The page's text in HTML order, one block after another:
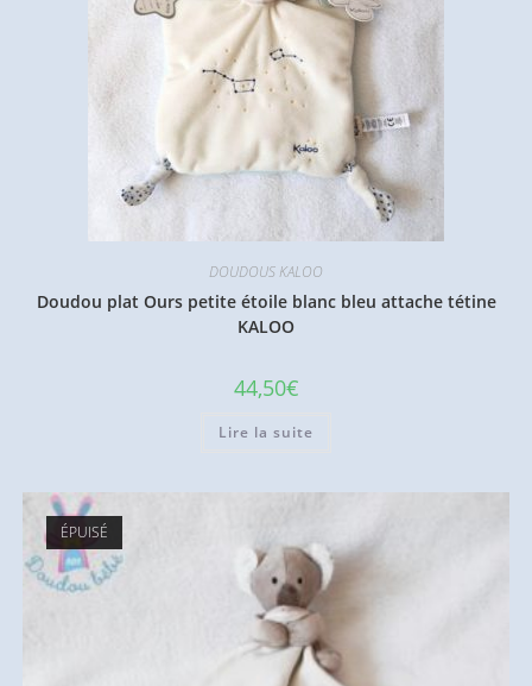
DOUDOUS KALOO
Doudou plat Ours petite étoile blanc bleu attache tétine
KALOO
44,50€
Lire la suite
ÉPUISÉ